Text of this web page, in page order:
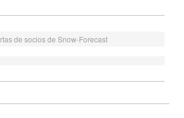
de socios de Snow-Forecast